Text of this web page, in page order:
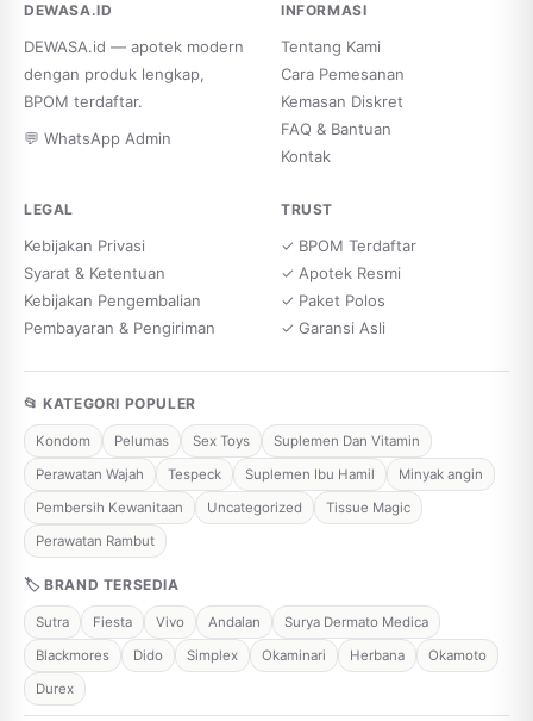
DEWASA.ID
DEWASA.id — apotek modern
dengan produk lengkap,
BPOM terdaftar.
💬 WhatsApp Admin
INFORMASI
Tentang Kami
Cara Pemesanan
Kemasan Diskret
FAQ & Bantuan
Kontak
LEGAL
Kebijakan Privasi
Syarat & Ketentuan
Kebijakan Pengembalian
Pembayaran & Pengiriman
TRUST
✓ BPOM Terdaftar
✓ Apotek Resmi
✓ Paket Polos
✓ Garansi Asli
📂 KATEGORI POPULER
Kondom Pelumas Sex Toys
Suplemen Dan Vitamin
Perawatan Wajah
Tespeck Suplemen Ibu Hamil
Minyak angin
Pembersih Kewanitaan
Uncategorized
Tissue Magic
Perawatan Rambut
🏷 BRAND TERSEDIA
Sutra Fiesta Vivo Andalan
Surya Dermato Medica
Blackmores
Dido Simplex Okaminari Herbana
Okamoto
Durex